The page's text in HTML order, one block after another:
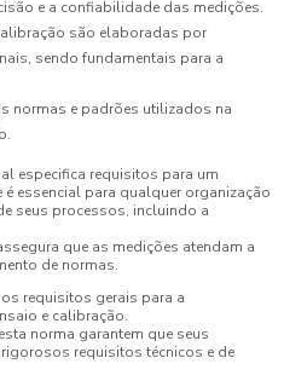
e a confiabilidade das medições.
são elaboradas por
sendo fundamentais para a
normas e padrões utilizados na
especifica requisitos para um
essencial para qualquer organização
seus processos, incluindo a
que as medições atendam a
de normas.
requisitos gerais para a
e calibração.
norma garantem que seus
requisitos técnicos e de